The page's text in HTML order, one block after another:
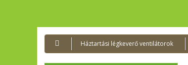
Háztartási légkeverő ventilátorok